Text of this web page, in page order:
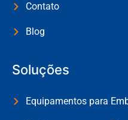
Contato
Blog
Soluções
Equipamentos para